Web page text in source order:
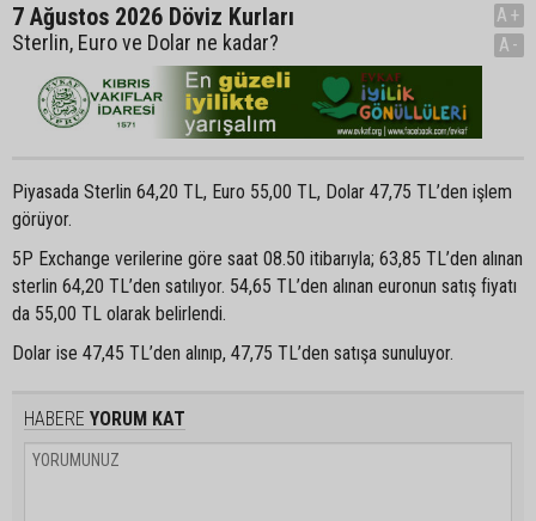
7 Ağustos 2026 Döviz Kurları
Sterlin, Euro ve Dolar ne kadar?
A+
A-
Piyasada Sterlin 64,20 TL, Euro 55,00 TL, Dolar 47,75 TL’den işlem
görüyor.
5P Exchange verilerine göre saat 08.50 itibarıyla; 63,85 TL’den alınan
sterlin 64,20 TL’den satılıyor. 54,65 TL’den alınan euronun satış fiyatı
da 55,00 TL olarak belirlendi.
Dolar ise 47,45 TL’den alınıp, 47,75 TL’den satışa sunuluyor.
HABERE YORUM KAT